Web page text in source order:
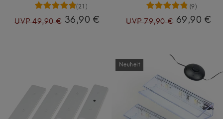
(21)
UVP 49,90 € 36,90 €
(9)
UVP 79,90 € 69,90 €
Neuheit